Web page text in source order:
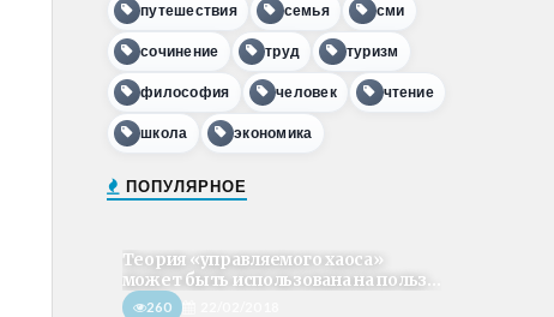
путешествия семья сми
сочинение труд туризм
философия человек чтение
школа экономика
ПОПУЛЯРНОЕ
Теория «управляемого хаоса»
может быть использована на польз...
260